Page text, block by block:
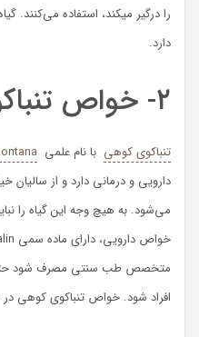
را درگیر میکند، استفاده می‌کنند.
دارد.
۲- خواص تنباکوی کوهی
تنباکوی کوهی با نام علمی
دارویی و درمانی دارد و از
می‌شود. به هیچ وجه این گیاه را
متخصص طب سنتی مصرف شود
افراد شود. خواص تنباکوی کوهی